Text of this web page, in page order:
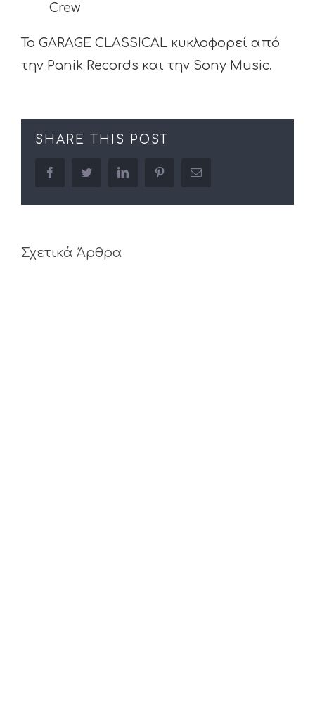
Crew
To GARAGE CLASSICAL κυκλοφορεί από
την Panik Records και την Sony Music.
SHARE THIS POST
facebooktwitter linkedin pinterestEmail
Σχετικά Άρθρα